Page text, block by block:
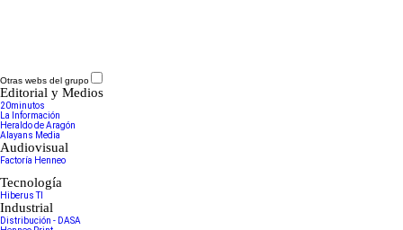
Otras webs del grupo
Editorial y Medios
20minutos
La Información
Heraldo de Aragón
Alayans Media
Audiovisual
Factoría Henneo
Tecnología
Hiberus TI
Industrial
Distribución - DASA